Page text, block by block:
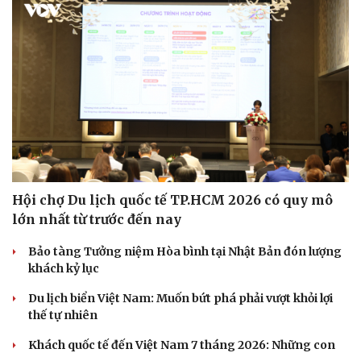
Sân khấu - Điện ảnh
Giải trí
Sao Việt
Hội chợ Du lịch quốc tế TP.HCM 2026 có quy mô
lớn nhất từ trước đến nay
Bảo tàng Tưởng niệm Hòa bình tại Nhật Bản đón lượng
khách kỷ lục
Du lịch biển Việt Nam: Muốn bứt phá phải vượt khỏi lợi
thế tự nhiên
Khách quốc tế đến Việt Nam 7 tháng 2026: Những con